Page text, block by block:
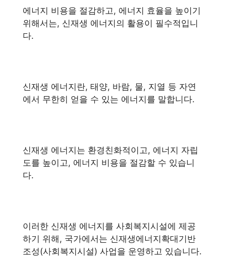
에너지 비용을 절감하고, 에너지 효율을 높이기
위해서는, 신재생 에너지의 활용이 필수적입니
다.
신재생 에너지란, 태양, 바람, 물, 지열 등 자연
에서 무한히 얻을 수 있는 에너지를 말합니다.
신재생 에너지는 환경친화적이고, 에너지 자립
도를 높이고, 에너지 비용을 절감할 수 있습니
다.
이러한 신재생 에너지를 사회복지시설에 제공
하기 위해, 국가에서는 신재생에너지확대기반
조성(사회복지시설) 사업을 운영하고 있습니다.